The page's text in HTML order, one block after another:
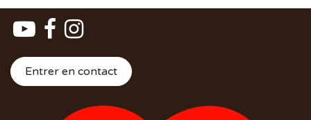
Entrer en contact